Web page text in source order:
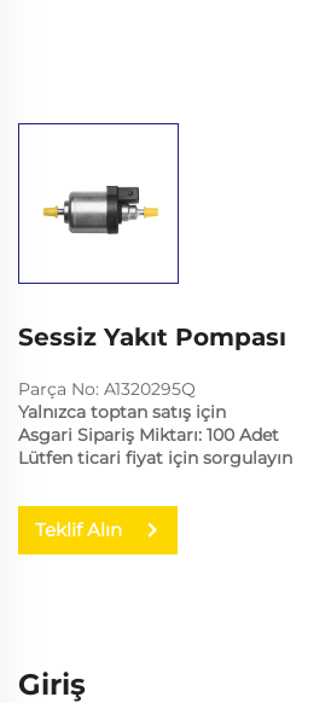
Sessiz Yakıt Pompası
Parça No: A1320295Q
Yalnızca toptan satış için
Asgari Sipariş Miktarı: 100 Adet
Lütfen ticari fiyat için sorgulayın
Teklif Alın
Giriş